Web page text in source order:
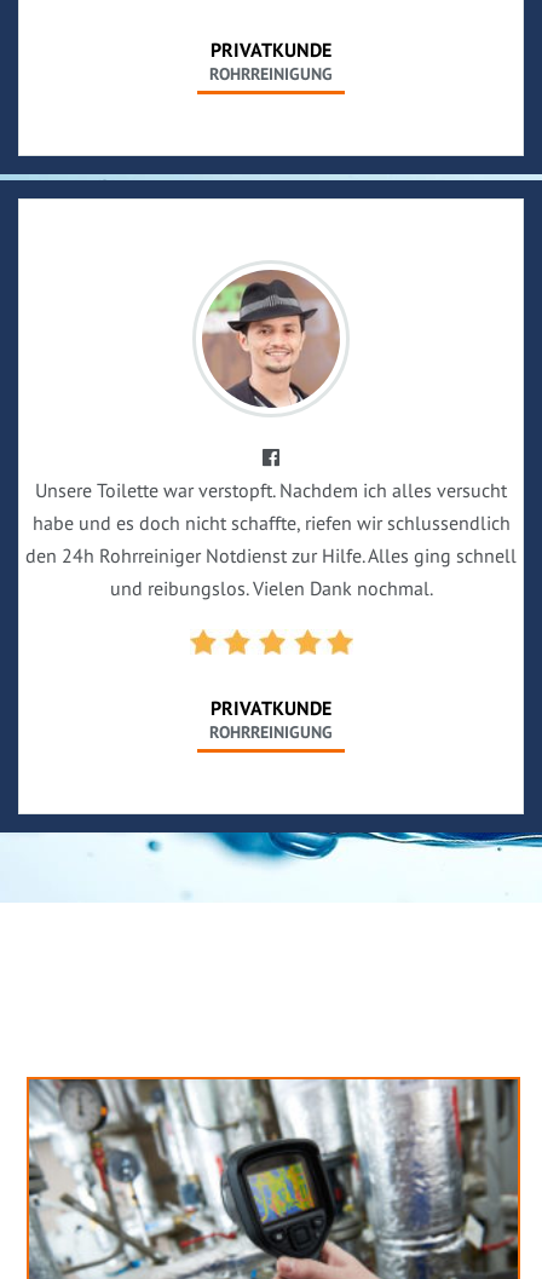
PRIVATKUNDE
ROHRREINIGUNG
Unsere Toilette war verstopft. Nachdem ich alles versucht
habe und es doch nicht schaffte, riefen wir schlussendlich
den 24h Rohrreiniger Notdienst zur Hilfe. Alles ging schnell
und reibungslos. Vielen Dank nochmal.
PRIVATKUNDE
ROHRREINIGUNG